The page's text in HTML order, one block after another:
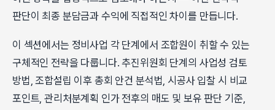
판단이 최종 분담금과 수익에 직접적인 차이를 만듭니다.
이 섹션에서는 정비사업 각 단계에서 조합원이 취할 수 있는
구체적인 전략을 다룹니다. 추진위원회 단계의 사업성 검토
방법, 조합설립 이후 총회 안건 분석법, 시공사 입찰 시 비교
포인트, 관리처분계획 인가 전후의 매도 및 보유 판단 기준,